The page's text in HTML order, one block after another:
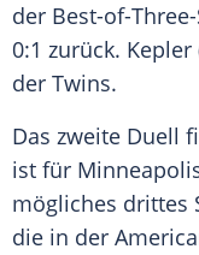
der Best-of-
0:1 zurück. Kepler
der Twins.
Das zweite Duell
ist für
mögliches drittes
die in der